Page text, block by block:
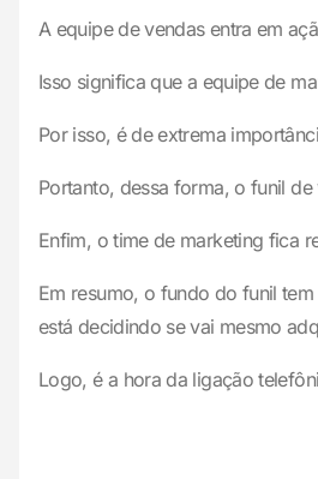
A equipe de vendas entra em
Isso significa que a equipe de
Por isso, é de extrema
Portanto, dessa forma, o funil
Enfim, o time de marketing fica
Em resumo, o fundo do funil
está decidindo se vai mesmo
Logo, é a hora da ligação